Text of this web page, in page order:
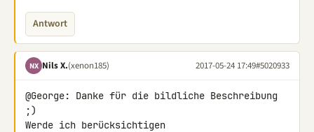
Antwort
NX Nils X.(xenon185) 2017-05-24 17:49#5020933
@George: Danke für die bildliche Beschreibung
;)
Werde ich berücksichtigen